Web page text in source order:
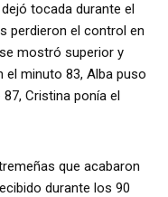
tocada durante el
perdieron el control en
mostró superior y
el minuto 83, Alba puso
Cristina ponía el
que acabaron
durante los 90